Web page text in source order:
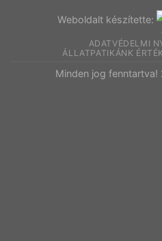
Weboldalt készítette:
ADATVÉDELMI
ÁLLATPATIKÁNK
Minden jog